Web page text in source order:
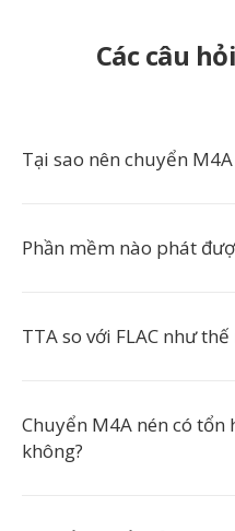
Các câu
Tại sao nên chuyển
Phần mềm nào phát
TTA so với FLAC như thế
Chuyển M4A nén có tổn
không?